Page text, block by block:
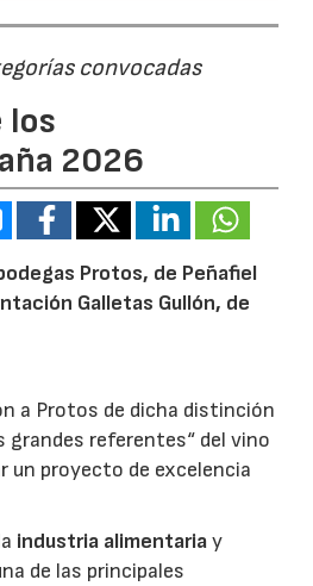
convocadas
los
2026
Protos, de Peñafiel
Galletas Gullón, de
a Protos de dicha distinción
grandes referentes“ del vino
un proyecto de excelencia
industria alimentariay
de las principales